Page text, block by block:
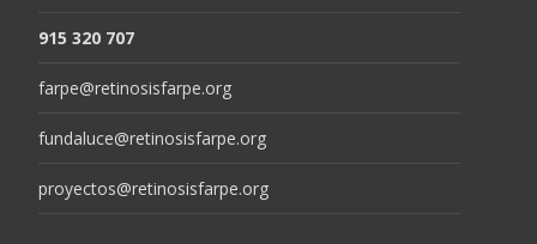
915 320 707
farpe@retinosisfarpe.org
fundaluce@retinosisfarpe.org
proyectos@retinosisfarpe.org